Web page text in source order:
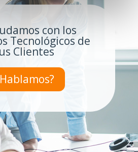
con los
Tecnológicos de
Clientes